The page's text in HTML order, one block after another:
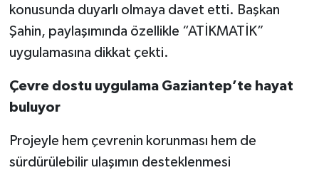
konusunda duyarlı olmaya davet etti. Başkan
Şahin, paylaşımında özellikle “ATİKMATİK”
uygulamasına dikkat çekti.
Çevre dostu uygulama Gaziantep’te hayat
buluyor
Projeyle hem çevrenin korunması hem de
sürdürülebilir ulaşımın desteklenmesi
Teknoloji
Türkiye
Video Haber
Yaşam